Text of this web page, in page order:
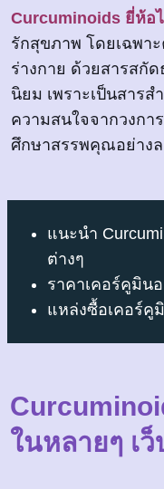
Curcuminoids ยี่ห้อ
รักสุขภาพ โดยเฉพา
ร่างกาย ด้วยสารสกั
นิยม เพราะเป็นสาร
ความสนใจจากวงกา
ศึกษาสรรพคุณอย่างล
แนะนำ
ต่างๆ
ราคาเคอร์คูมิน
แหล่งซื้อเคอร์คู
ในหลายๆ เ